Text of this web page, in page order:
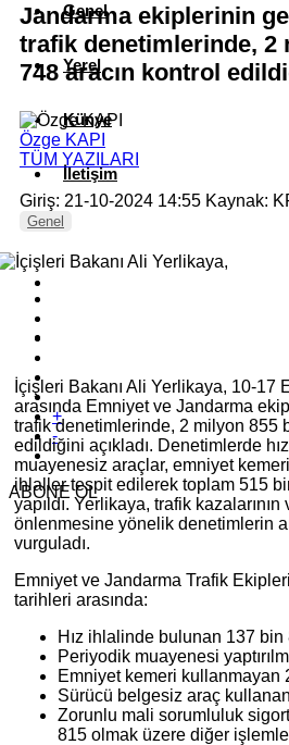
Genel
Yerel
Künye
İletişim
Jandarma ekiplerinin
trafik denetimlerinde, 2
748 aracın kontrol
Özge KAPI
TÜM YAZILARI
Giriş: 21-10-2024 14:55 Kaynak:
Genel
+
-
ABONE OL
İçişleri Bakanı Ali Yerlikaya, 10-17
arasında Emniyet ve Jandarma
trafik denetimlerinde, 2 milyon 855
edildiğini açıkladı. Denetimlerde
muayenesiz araçlar, emniyet
ihlaller tespit edilerek toplam 515
yapıldı. Yerlikaya, trafik
önlenmesine yönelik denetimlerin
vurguladı.
Emniyet ve Jandarma Trafik
tarihleri arasında:
Hız ihlalinde bulunan 137 bin
Periyodik muayenesi
Emniyet kemeri kullanmayan
Sürücü belgesiz araç
Zorunlu mali sorumluluk
815 olmak üzere diğer